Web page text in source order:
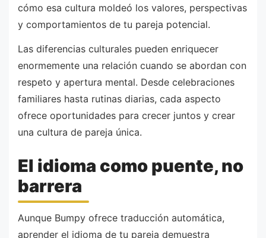
cómo esa cultura moldeó los valores, perspectivas
y comportamientos de tu pareja potencial.
Las diferencias culturales pueden enriquecer
enormemente una relación cuando se abordan con
respeto y apertura mental. Desde celebraciones
familiares hasta rutinas diarias, cada aspecto
ofrece oportunidades para crecer juntos y crear
una cultura de pareja única.
El idioma como puente, no
barrera
Aunque Bumpy ofrece traducción automática,
aprender el idioma de tu pareja demuestra